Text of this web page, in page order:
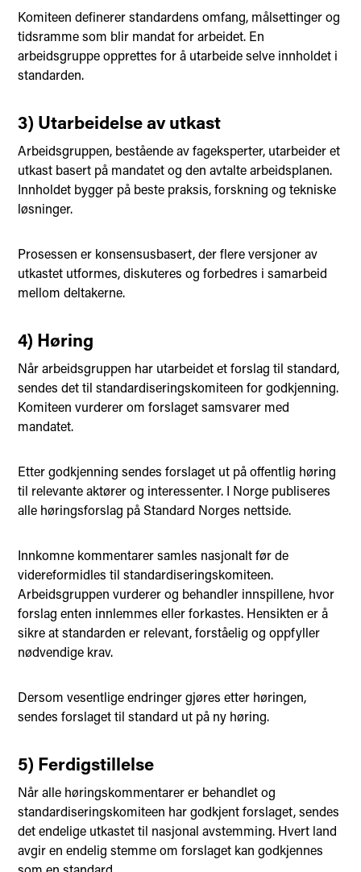
Komiteen definerer standardens omfang, målsettinger og
tidsramme som blir mandat for arbeidet. En
arbeidsgruppe opprettes for å utarbeide selve innholdet i
standarden.
3) Utarbeidelse av utkast
Arbeidsgruppen, bestående av fageksperter, utarbeider et
utkast basert på mandatet og den avtalte arbeidsplanen.
Innholdet bygger på beste praksis, forskning og tekniske
løsninger.
Prosessen er konsensusbasert, der flere versjoner av
utkastet utformes, diskuteres og forbedres i samarbeid
mellom deltakerne.
4) Høring
Når arbeidsgruppen har utarbeidet et forslag til standard,
sendes det til standardiseringskomiteen for godkjenning.
Komiteen vurderer om forslaget samsvarer med
mandatet.
Etter godkjenning sendes forslaget ut på offentlig høring
til relevante aktører og interessenter. I Norge publiseres
alle høringsforslag på Standard Norges nettside.
Innkomne kommentarer samles nasjonalt før de
videreformidles til standardiseringskomiteen.
Arbeidsgruppen vurderer og behandler innspillene, hvor
forslag enten innlemmes eller forkastes. Hensikten er å
sikre at standarden er relevant, forståelig og oppfyller
nødvendige krav.
Dersom vesentlige endringer gjøres etter høringen,
sendes forslaget til standard ut på ny høring.
5) Ferdigstillelse
Når alle høringskommentarer er behandlet og
standardiseringskomiteen har godkjent forslaget, sendes
det endelige utkastet til nasjonal avstemming. Hvert land
avgir en endelig stemme om forslaget kan godkjennes